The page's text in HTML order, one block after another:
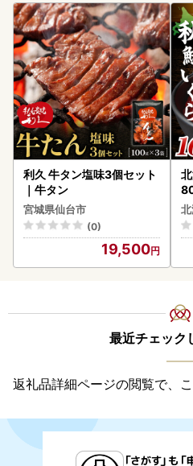
利久 牛タン塩味3個セット
｜牛タン
宮城県仙台市
(0)
19,500
最近チェック
返礼品詳細ページの閲覧で、